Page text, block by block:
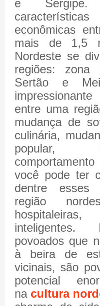
e Sergipe.
econômicas
mais de 1,5
Nordeste se
regiões: zona
Sertão e
entre uma
mudança de
culinária,
popular,
você pode ter
dentre esses
região
inteligentes.
povoados que
à beira de
vicinais, são
potencial
na cultura